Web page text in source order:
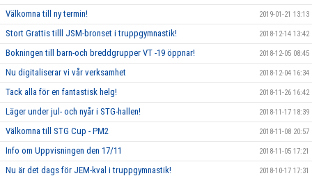
Välkomna till ny termin! 2019-01-21 13:13
Stort Grattis tilll JSM-bronset i truppgymnastik! 2018-12-14 13:42
Bokningen till barn-och breddgrupper VT -19 öppnar! 2018-12-05 08:45
Nu digitaliserar vi vår verksamhet 2018-12-04 16:34
Tack alla för en fantastisk helg! 2018-11-26 16:42
Läger under jul- och nyår i STG-hallen! 2018-11-17 18:39
Välkomna till STG Cup - PM2 2018-11-08 20:57
Info om Uppvisningen den 17/11 2018-11-05 17:21
Nu är det dags för JEM-kval i truppgymnastik! 2018-10-17 17:31